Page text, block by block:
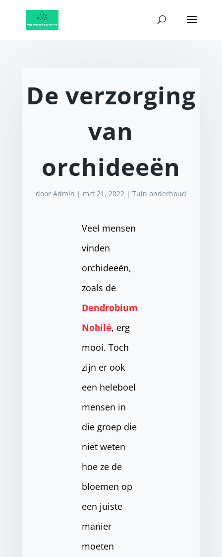
De verzorging
van
orchideeën
door Admin | mrt 21, 2022| Tuin onderhoud
Veel mensen
vinden
orchideeën,
zoals de
Dendrobium
Nobilé, erg
mooi. Toch
zijn er ook
een heleboel
mensen in
die groep die
niet weten
hoe ze de
bloemen op
een juiste
manier
moeten